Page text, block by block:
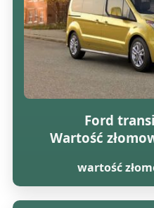
Ford
Wartość
wartość